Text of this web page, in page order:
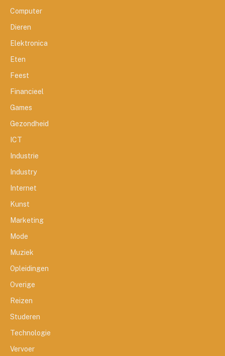
Computer
Dieren
Elektronica
Eten
Feest
Financieel
Games
Gezondheid
ICT
Industrie
Industry
Internet
Kunst
Marketing
Mode
Muziek
Opleidingen
Overige
Reizen
Studeren
Technologie
Vervoer